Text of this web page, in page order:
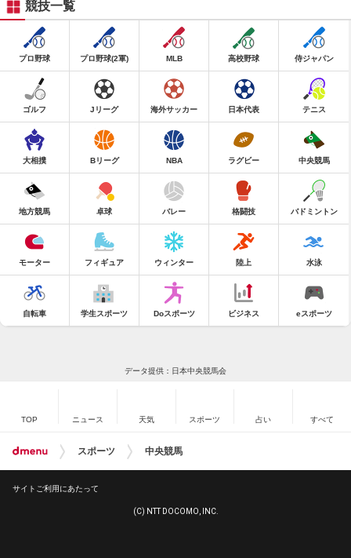
競技一覧
プロ野球 プロ野球(2軍) MLB 高校野球 侍ジャパン
ゴルフ Jリーグ 海外サッカー 日本代表 テニス
大相撲 Bリーグ NBA ラグビー 中央競馬
地方競馬 卓球 バレー 格闘技 バドミントン
モーター フィギュア ウィンター 陸上 水泳
自転車 学生スポーツ Doスポーツ ビジネス eスポーツ
データ提供：日本中央競馬会
TOP ニュース 天気 スポーツ 占い すべて
スポーツ 中央競馬
サイトご利用にあたって
(C) NTT DOCOMO, INC.